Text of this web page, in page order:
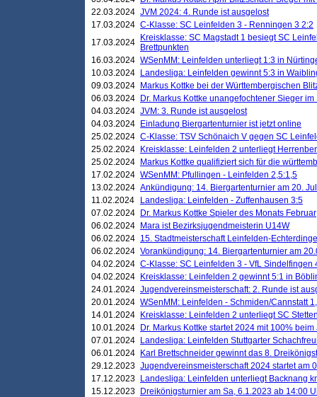
22.03.2024 JVM 2024: 4. Runde ist ausgelost
17.03.2024 C-Klasse: SC Leinfelden 3 - Renningen 3 2:2
17.03.2024
Kreisklasse: SC Magstadt 1 besiegt SC
Brettpunkten
16.03.2024 WSenMM: Leinfelden unterliegt 1:3 in
10.03.2024
Landesliga: Leinfelden gewinnt 5:3 in
09.03.2024
Markus Kottke bei der Württembergischen
06.03.2024
Dr. Markus Kottke unangefochtener Sieger
04.03.2024 JVM: 3. Runde ist ausgelost
04.03.2024
Einladung Biergartenturnier ist jetzt online
25.02.2024 C-Klasse: TSV Schönaich V gegen SC
25.02.2024
Kreisklasse: Leinfelden 2 unterliegt
25.02.2024
Markus Kottke qualifiziert sich für die
17.02.2024 WSenMM: Pfullingen - Leinfelden 2,5:1,5
13.02.2024 Ankündigung: 14. Biergartenturnier am 20.
11.02.2024
Landesliga: Leinfelden - Zuffenhausen 3:5
07.02.2024
Dr. Markus Kottke Spieler des Monats Februar
06.02.2024
Mara ist Bezirksjugendmeisterin U14W
06.02.2024 15. Stadtmeisterschaft Leinfelden-
06.02.2024 Vorankündigung: 14. Biergartenturnier am
04.02.2024 C-Klasse: SC Leinfelden 3 - VfL Sindelfingen
04.02.2024
Kreisklasse: Leinfelden 2 gewinnt 5:1 in
24.01.2024 Jugendvereinsmeisterschaft: 2. Runde ist
20.01.2024 WSenMM: Leinfelden - Schmiden/Cannstatt
14.01.2024
Kreisklasse: Leinfelden 2 unterliegt SC
10.01.2024
Dr. Markus Kottke startet 2024 mit 100%
07.01.2024
Landesliga: Leinfelden Stuttgarter
06.01.2024
Karl Brettschneider gewinnt das 8.
29.12.2023 Jugendvereinsmeisterschaft 2024 startet am
17.12.2023
Landesliga: Leinfelden unterliegt Backnang
15.12.2023
Dreikönigsturnier am Sa, 6.1.2023 ab 14:00